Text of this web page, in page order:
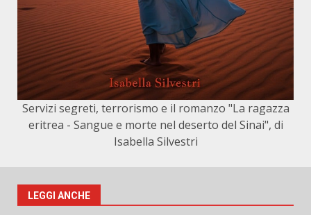
Servizi segreti, terrorismo e il romanzo "La ragazza
eritrea - Sangue e morte nel deserto del Sinai", di
Isabella Silvestri
LEGGI ANCHE